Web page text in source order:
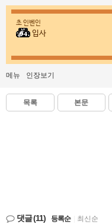
초 인벤인
입사
메뉴 인장보기
목록 본문
댓글(11) 등록순 최신순